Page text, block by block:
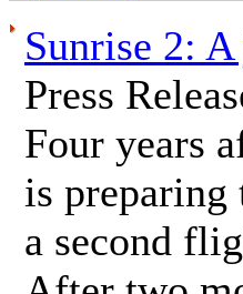
Sunrise 2:
Press
Four years
is preparing
a second